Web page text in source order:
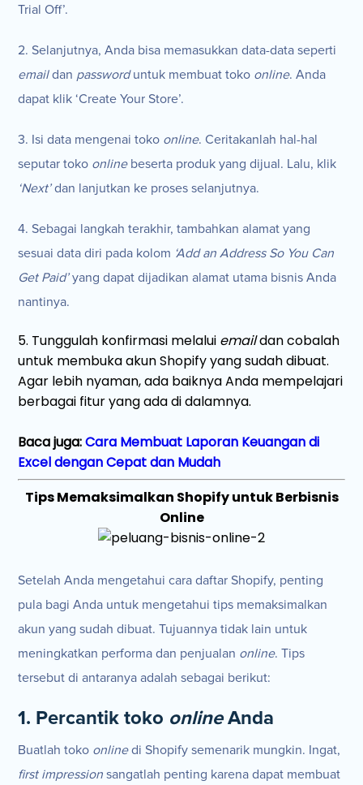
Trial Off’.
2. Selanjutnya, Anda bisa memasukkan data-data seperti
emaildan passworduntuk membuat toko online. Anda
dapat klik ‘Create Your Store’.
3. Isi data mengenai toko online. Ceritakanlah hal-hal
seputar toko onlinebeserta produk yang dijual. Lalu, klik
‘Next’dan lanjutkan ke proses selanjutnya.
4. Sebagai langkah terakhir, tambahkan alamat yang
sesuai data diri pada kolom ‘Add an Address So You Can
Get Paid’yang dapat dijadikan alamat utama bisnis Anda
nantinya.
5. Tunggulah konfirmasi melalui emaildan cobalah
untuk membuka akun Shopify yang sudah dibuat.
Agar lebih nyaman, ada baiknya Anda mempelajari
berbagai fitur yang ada di dalamnya.
Baca juga:Cara Membuat Laporan Keuangan di
Excel dengan Cepat dan Mudah
Tips Memaksimalkan Shopify untuk Berbisnis
Online
Setelah Anda mengetahui cara daftar Shopify, penting
pula bagi Anda untuk mengetahui tips memaksimalkan
akun yang sudah dibuat. Tujuannya tidak lain untuk
meningkatkan performa dan penjualan online. Tips
tersebut di antaranya adalah sebagai berikut:
1. Percantik toko onlineAnda
Buatlah toko onlinedi Shopify semenarik mungkin. Ingat,
first impressionsangatlah penting karena dapat membuat